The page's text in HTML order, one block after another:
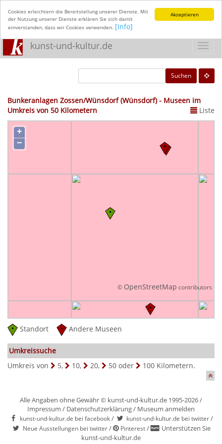
Akzeptieren
Cookies erleichtern die Bereitstellung unserer Dienste. Mit
der Nutzung unserer Dienste erklären Sie sich damit
einverstanden, dass wir Cookies verwenden. [Info]
kunst-und-kultur.de
Suchen
Bunkeranlagen Zossen/Wünsdorf (Wünsdorf) - Museen im
Umkreis von 50 Kilometern
Liste
+
−
© OpenStreetMap contributors
Standort Andere Museen
Umkreissuche
Umkreis von
5, 10, 20, 50 oder 100 Kilometern.
Alle Angaben ohne Gewähr © kunst-und-kultur.de 1995-2026 /
Impressum / Datenschutzerklärung/ Museum anmelden
kunst-und-kultur.de bei facebook/ kunst-und-kultur.de bei twitter/
Neue Ausstellungen bei twitter/ Pinterest/
Unterstützen Sie
kunst-und-kultur.de